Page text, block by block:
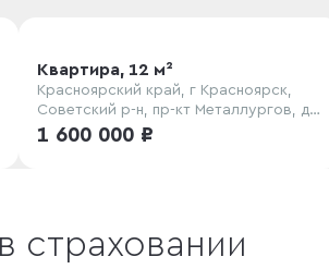
Квартира, 12 м²
Красноярский край, г Красноярск,
Советский р-н, пр-кт Металлургов, д.
28А
1 600 000 ₽
страховании